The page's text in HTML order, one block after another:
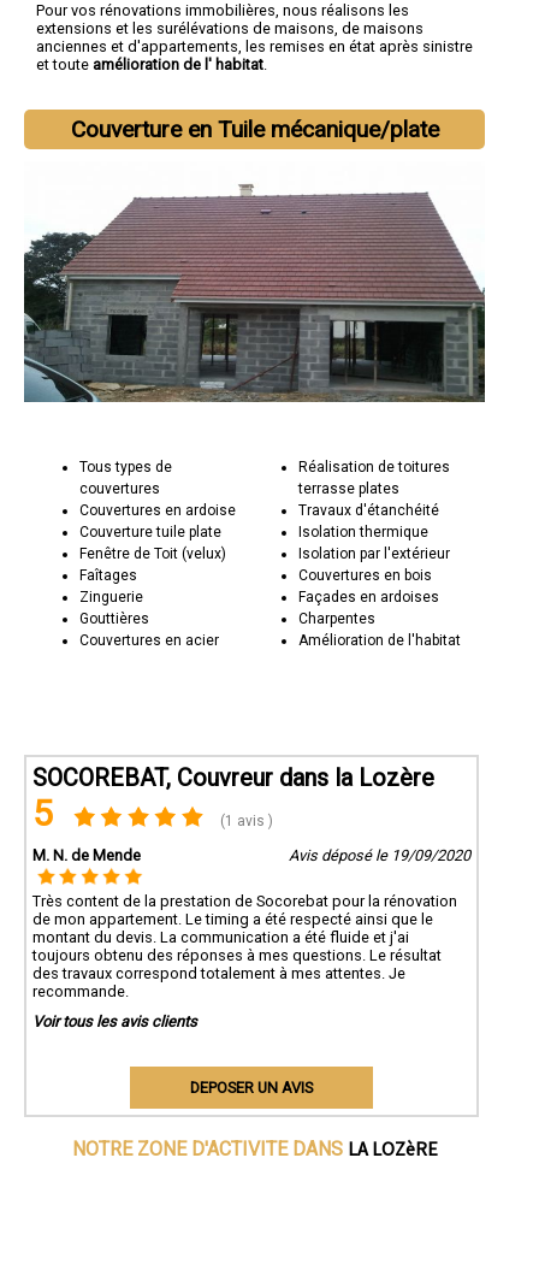
Pour vos rénovations immobilières, nous réalisons les
extensions et les surélévations de maisons, de maisons
anciennes et d'appartements, les remises en état après sinistre
et toute amélioration de l' habitat.
Couverture en Tuile mécanique/plate
Tous types de
couvertures
Couvertures en ardoise
Couverture tuile plate
Fenêtre de Toit (velux)
Faîtages
Zinguerie
Gouttières
Couvertures en acier
Réalisation de toitures
terrasse plates
Travaux d'étanchéité
Isolation thermique
Isolation par l'extérieur
Couvertures en bois
Façades en ardoises
Charpentes
Amélioration de l'habitat
SOCOREBAT, Couvreur dans la Lozère
5 (1 avis )
M. N. de Mende Avis déposé le 19/09/2020
Très content de la prestation de Socorebat pour la rénovation
de mon appartement. Le timing a été respecté ainsi que le
montant du devis. La communication a été fluide et j'ai
toujours obtenu des réponses à mes questions. Le résultat
des travaux correspond totalement à mes attentes. Je
recommande.
Voir tous les avis clients
DEPOSER UN AVIS
NOTRE ZONE D'ACTIVITE DANS LA LOZèRE